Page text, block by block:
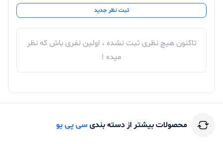
ثبت نظر جدید
تاکنون هیچ نظری ثبت نشده ، اولین نفری باش که نظر
میده !
محصولات بیشتر از دسته بندیسی پی یو